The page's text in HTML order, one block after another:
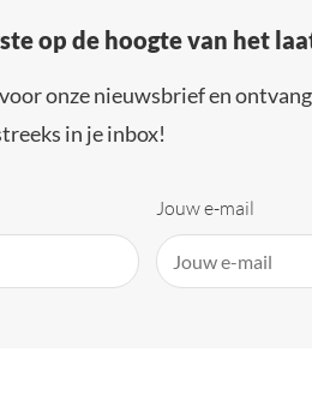
op de hoogte van het
onze nieuwsbrief en
in je inbox!
Jouw e-mail